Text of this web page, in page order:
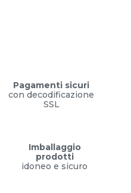
Pagamenti sicuri
con decodificazione
SSL
Imballaggio
prodotti
idoneo e sicuro